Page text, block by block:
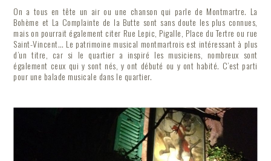
On a tous en tête un air ou une chanson qui parle de Montmartre. La
Bohème et La Complainte de la Butte sont sans doute les plus connues,
mais on pourrait également citer Rue Lepic, Pigalle, Place du Tertre ou rue
Saint-Vincent… Le patrimoine musical montmartrois est intéressant à plus
d’un titre, car si le quartier a inspiré les musiciens, nombreux sont
également ceux qui y sont nés, y ont débuté ou y ont habité. C’est parti
pour une balade musicale dans le quartier.